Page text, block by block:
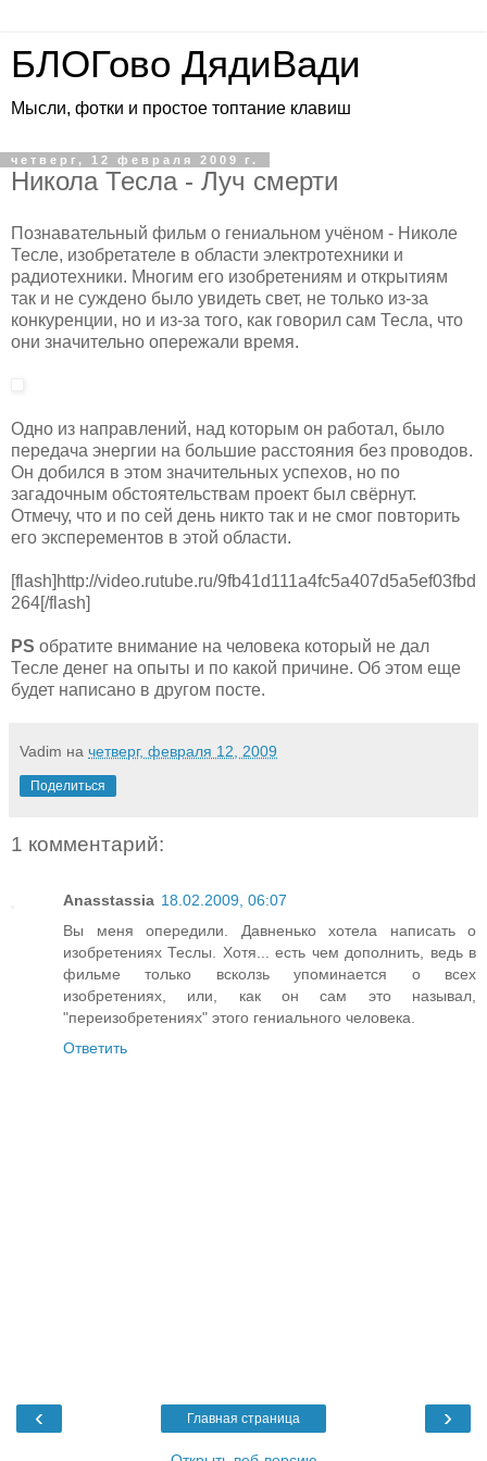
БЛОГово ДядиВади
Мысли, фотки и простое топтание клавиш
четверг, 12 февраля 2009 г.
Никола Тесла - Луч смерти
Познавательный фильм о гениальном учёном - Николе
Тесле, изобретателе в области электротехники и
радиотехники. Многим его изобретениям и открытиям
так и не суждено было увидеть свет, не только из-за
конкуренции, но и из-за того, как говорил сам Тесла, что
они значительно опережали время.
Одно из направлений, над которым он работал, было
передача энергии на большие расстояния без проводов.
Он добился в этом значительных успехов, но по
загадочным обстоятельствам проект был свёрнут.
Отмечу, что и по сей день никто так и не смог повторить
его эксперементов в этой области.
[flash]http://video.rutube.ru/9fb41d111a4fc5a407d5a5ef03fbd
264[/flash]
PS обратите внимание на человека который не дал
Тесле денег на опыты и по какой причине. Об этом еще
будет написано в другом посте.
Vadim на четверг, февраля 12, 2009
Поделиться
1 комментарий:
Anasstassia 18.02.2009, 06:07
Вы меня опередили. Давненько хотела написать о
изобретениях Теслы. Хотя... есть чем дополнить, ведь в
фильме только всколзь упоминается о всех
изобретениях, или, как он сам это называл,
"переизобретениях" этого гениального человека.
Ответить
‹ ›
Главная страница